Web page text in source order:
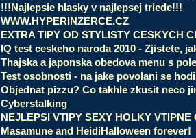
!!!Najlepsie hlasky v najlepsej triede!!!
WWW.HYPERINZERCE.CZ
EXTRA TIPY OD STYLISTY CESKYCH
IQ test ceskeho naroda 2010 - Zjistete,
Thajska a japonska obedova menu s
Test osobnosti - na jake povolani se
Objednat pizzu? Co takhle zkusit neco
Cyberstalking
NEJLEPSI VTIPY SEXY HOLKY VTIPNE
Masamune and HeidiHalloween forever!